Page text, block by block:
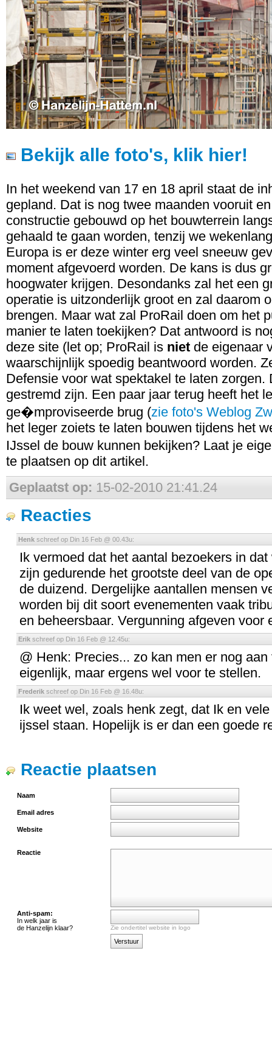
Bekijk alle foto's, klik hier!
In het weekend van 17 en 18 april staat de
gepland. Dat is nog twee maanden vooruit
constructie gebouwd op het bouwterrein
gehaald te gaan worden, tenzij we
Europa is er deze winter erg veel sneeuw
moment afgevoerd worden. De kans is dus
hoogwater krijgen. Desondanks zal het een
operatie is uitzonderlijk groot en zal daarom
brengen. Maar wat zal ProRail doen om het
manier te laten toekijken? Dat antwoord is
deze site (let op; ProRail is niet de eigenaar
waarschijnlijk spoedig beantwoord worden.
Defensie voor wat spektakel te laten
gestremd zijn. Een paar jaar terug heeft het
ge�mproviseerde brug (zie foto's Weblog
het leger zoiets te laten bouwen tijdens het
IJssel de bouw kunnen bekijken? Laat je
te plaatsen op dit artikel.
Geplaatst op: 15-02-2010 21:41.24
Reacties
Henk schreef op Din 16 Feb @ 00.43u:
Ik vermoed dat het aantal bezoekers in
zijn gedurende het grootste deel van de
de duizend. Dergelijke aantallen mensen
worden bij dit soort evenementen vaak
en beheersbaar. Vergunning afgeven voor
Erik schreef op Din 16 Feb @ 12.45u:
@ Henk: Precies... zo kan men er nog
eigenlijk, maar ergens wel voor te stellen.
Frederik schreef op Din 16 Feb @ 16.48u:
Ik weet wel, zoals henk zegt, dat Ik en
ijssel staan. Hopelijk is er dan een goede
Reactie plaatsen
Naam
Email adres
Website
Reactie
Anti-spam:
In welk jaar is
de Hanzelijn klaar?
Zie ondertitel website in logo